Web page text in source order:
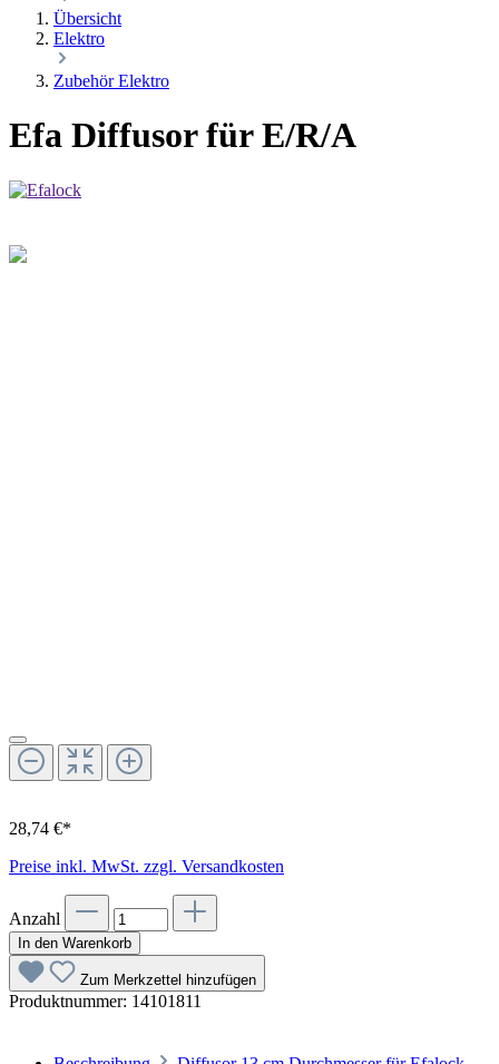
Übersicht
Elektro
Zubehör Elektro
Efa Diffusor für E/R/A
28,74 €*
Preise inkl. MwSt. zzgl. Versandkosten
Anzahl
In den Warenkorb
Zum Merkzettel hinzufügen
Produktnummer: 14101811